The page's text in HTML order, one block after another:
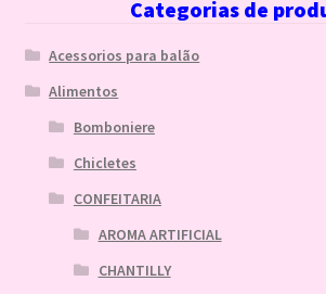
Categorias de
Acessorios para balão
Alimentos
Bomboniere
Chicletes
CONFEITARIA
AROMA ARTIFICIAL
CHANTILLY